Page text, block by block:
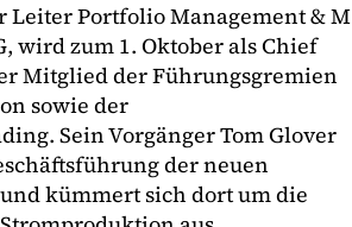
Leiter Portfolio Management & M
wird zum 1. Oktober als Chief
Mitglied der Führungsgremien
sowie der
Sein Vorgänger Tom Glover
der neuen
kümmert sich dort um die